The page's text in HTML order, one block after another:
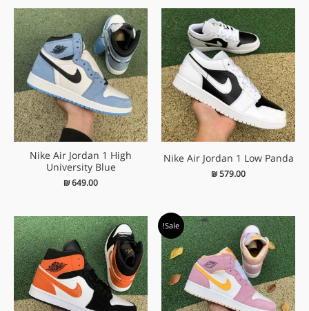
Nike Air Jordan 1 Low Panda
₪579.00
Nike Air Jordan 1 High
University Blue
₪649.00
Sale!
המחיר
המקורי
היה:
₪ 609.00.
המחיר
הנוכחי
הוא:
₪ 579.00.